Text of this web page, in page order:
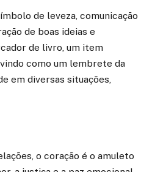
de leveza, comunicação
de boas ideias e
de livro, um item
como um lembrete da
em diversas situações,
o coração é o amuleto